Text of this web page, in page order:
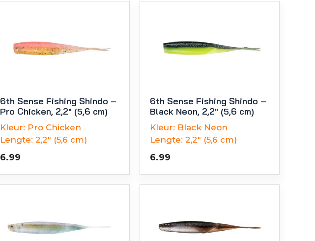
6th Sense Fishing Shindo –
Pro Chicken, 2,2″ (5,6 cm)
Kleur: Pro Chicken
Lengte: 2,2" (5,6 cm)
6.99
6th Sense Fishing Shindo –
Black Neon, 2,2″ (5,6 cm)
Kleur: Black Neon
Lengte: 2,2" (5,6 cm)
6.99